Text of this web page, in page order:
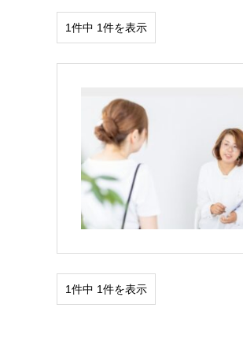
1件中 1件を表示
1件中 1件を表示